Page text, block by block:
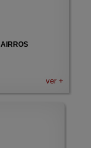
ver +